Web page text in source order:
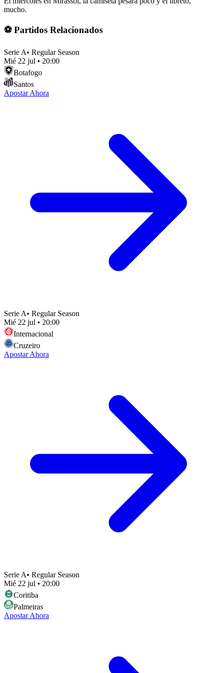
mucho.
⚽ Partidos Relacionados
Serie A• Regular Season
Mié 22 jul • 20:00
Botafogo
Santos
Apostar Ahora
Serie A• Regular Season
Mié 22 jul • 20:00
Internacional
Cruzeiro
Apostar Ahora
Serie A• Regular Season
Mié 22 jul • 20:00
Coritiba
Palmeiras
Apostar Ahora